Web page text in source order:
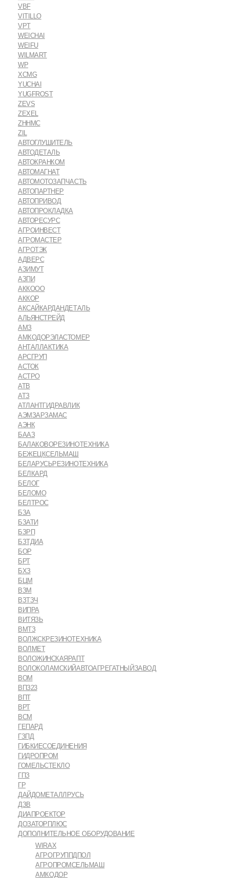
VBF
VITILLO
VPT
WEICHAI
WEIFU
WILMART
WP
XCMG
YUCHAI
YUGFROST
ZEVS
ZEXEL
ZHHMC
ZIL
АВТОГЛУШИТЕЛЬ
АВТОДЕТАЛЬ
АВТОКРАНКОМ
АВТОМАГНАТ
АВТОМОТОЗАПЧАСТЬ
АВТОПАРТНЕР
АВТОПРИВОД
АВТОПРОКЛАДКА
АВТОРЕСУРС
АГРОИНВЕСТ
АГРОМАСТЕР
АГРОТЭК
АДВЕРС
АЗИМУТ
АЗПИ
АККООО
АККОР
АКСАЙКАРДАНДЕТАЛЬ
АЛЬЯНСТРЕЙД
АМЗ
АМКОДОРЭЛАСТОМЕР
АНТАЛЛАКТИКА
АРСГРУП
АСТОК
АСТРО
АТВ
АТЗ
АТЛАНТГИДРАВЛИК
АЭМЗАРЗАМАС
АЭНК
БААЗ
БАЛАКОВОРЕЗИНОТЕХНИКА
БЕЖЕЦКСЕЛЬМАШ
БЕЛАРУСЬРЕЗИНОТЕХНИКА
БЕЛКАРД
БЕЛОГ
БЕЛОМО
БЕЛТРОС
БЗА
БЗАТИ
БЗРП
БЗТДИА
БОР
БРТ
БХЗ
БЦМ
ВЗМ
ВЗТЗЧ
ВИПРА
ВИТЯЗЬ
ВМТЗ
ВОЛЖСКРЕЗИНОТЕХНИКА
ВОЛМЕТ
ВОЛОЖИНСКАЯРАПТ
ВОЛОКОЛАМСКИЙАВТОАГРЕГАТНЫЙЗАВОД
ВОМ
ВПЗ23
ВПТ
ВРТ
ВСМ
ГЕПАРД
ГЗПД
ГИБКИЕСОЕДИНЕНИЯ
ГИДРОПРОМ
ГОМЕЛЬСТЕКЛО
ГПЗ
ГР
ДАЙДОМЕТАЛЛРУСЬ
ДЗВ
ДИАПРОЕКТОР
ДОЗАТОРПЛЮС
ДОПОЛНИТЕЛЬНОЕ ОБОРУДОВАНИЕ
WIRAX
АГРОГРУППДПОЛ
АГРОПРОМСЕЛЬМАШ
АМКОДОР